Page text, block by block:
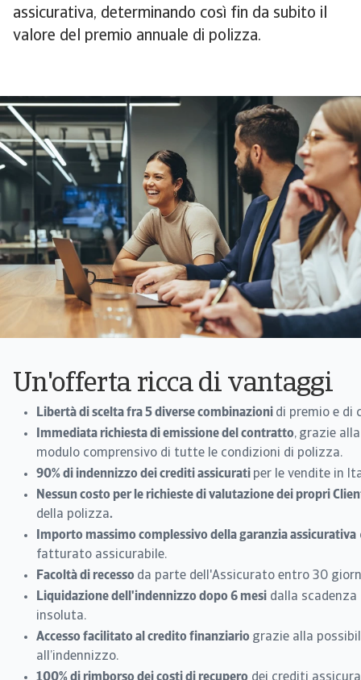
assicurativa, determinando così fin da subito il
valore del premio annuale di polizza.
Un'offerta ricca di vantaggi
Libertà di scelta fra 5 diverse combinazioni di premio e di
Immediata richiesta di emissione del contratto, grazie
modulo comprensivo di tutte le condizioni di polizza.
90% di indennizzo dei crediti assicurati per le vendite in
Nessun costo per le richieste di valutazione dei propri
della polizza.
Importo massimo complessivo della garanzia assicurativa
fatturato assicurabile.
Facoltà di recesso da parte dell'Assicurato entro 30
Liquidazione dell'indennizzo dopo 6 mesi dalla
insoluta.
Accesso facilitato al credito finanziario grazie alla
all’indennizzo.